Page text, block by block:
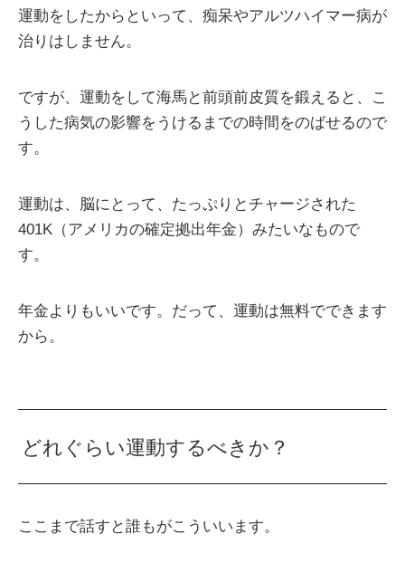
運動をしたからといって、痴呆やアルツハイマー病が
治りはしません。
ですが、運動をして海馬と前頭前皮質を鍛えると、こ
うした病気の影響をうけるまでの時間をのばせるので
す。
運動は、脳にとって、たっぷりとチャージされた
401K（アメリカの確定拠出年金）みたいなもので
す。
年金よりもいいです。だって、運動は無料でできます
から。
どれぐらい運動するべきか？
ここまで話すと誰もがこういいます。